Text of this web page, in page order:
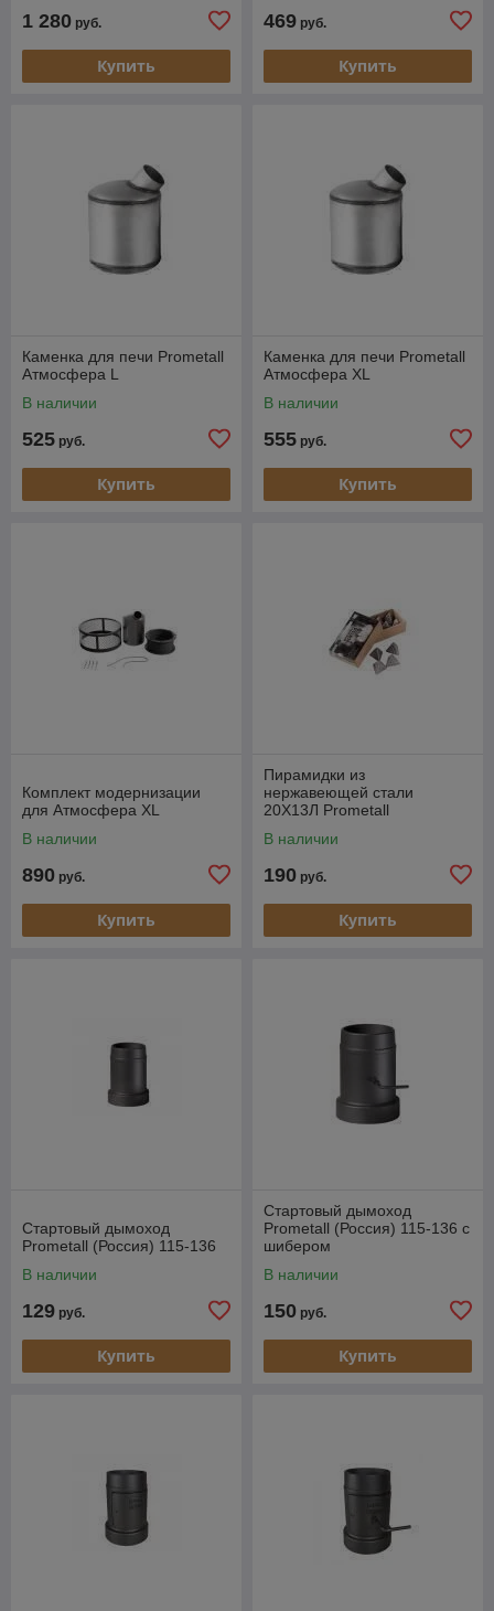
1 280 руб.
Купить
469 руб.
Купить
Каменка для печи Prometall
Атмосфера L
В наличии
525 руб.
Купить
Каменка для печи Prometall
Атмосфера XL
В наличии
555 руб.
Купить
Комплект модернизации
для Атмосфера XL
В наличии
890 руб.
Купить
Пирамидки из
нержавеющей стали
20Х13Л Prometall
В наличии
190 руб.
Купить
Стартовый дымоход
Prometall (Россия) 115-136
В наличии
129 руб.
Купить
Стартовый дымоход
Prometall (Россия) 115-136 с
шибером
В наличии
150 руб.
Купить